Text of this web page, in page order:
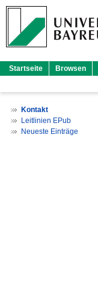
Startseite Browsen
Kontakt
Leitlinien EPub
Neueste Einträge